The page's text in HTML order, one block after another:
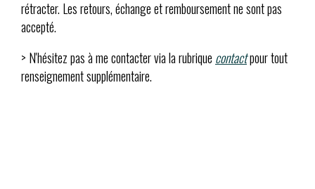
rétracter. Les retours, échange et remboursement ne sont pas
accepté.
> N'hésitez pas à me contacter via la rubrique contactpour tout
renseignement supplémentaire.